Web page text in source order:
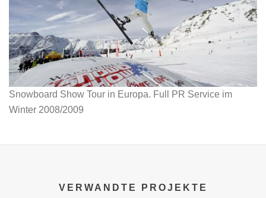
Snowboard Show Tour in Europa. Full PR Service im
Winter 2008/2009
VERWANDTE PROJEKTE